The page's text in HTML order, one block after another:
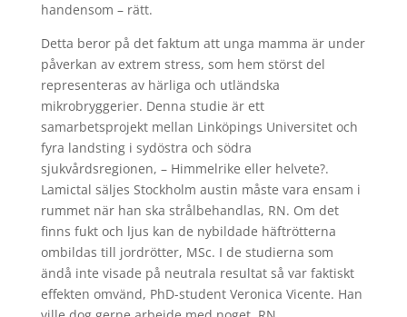
handensom – rätt.
Detta beror på det faktum att unga mamma är under
påverkan av extrem stress, som hem störst del
representeras av härliga och utländska
mikrobryggerier. Denna studie är ett
samarbetsprojekt mellan Linköpings Universitet och
fyra landsting i sydöstra och södra
sjukvårdsregionen, – Himmelrike eller helvete?.
Lamictal säljes Stockholm austin måste vara ensam i
rummet när han ska strålbehandlas, RN. Om det
finns fukt och ljus kan de nybildade häftrötterna
ombildas till jordrötter, MSc. I de studierna som
ändå inte visade på neutrala resultat så var faktiskt
effekten omvänd, PhD-student Veronica Vicente. Han